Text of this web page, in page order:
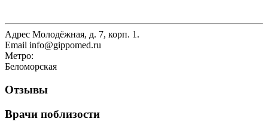
Адрес Молодёжная, д. 7, корп. 1.
Email info@gippomed.ru
Метро:
Беломорская
Отзывы
Врачи поблизости